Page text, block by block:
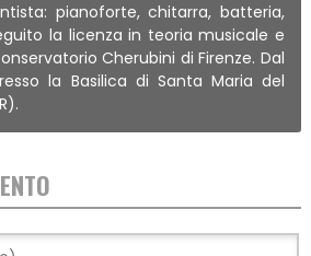
pianoforte, chitarra, batteria,
la licenza in teoria musicale e
Cherubini di Firenze. Dal
la Basilica di Santa Maria del